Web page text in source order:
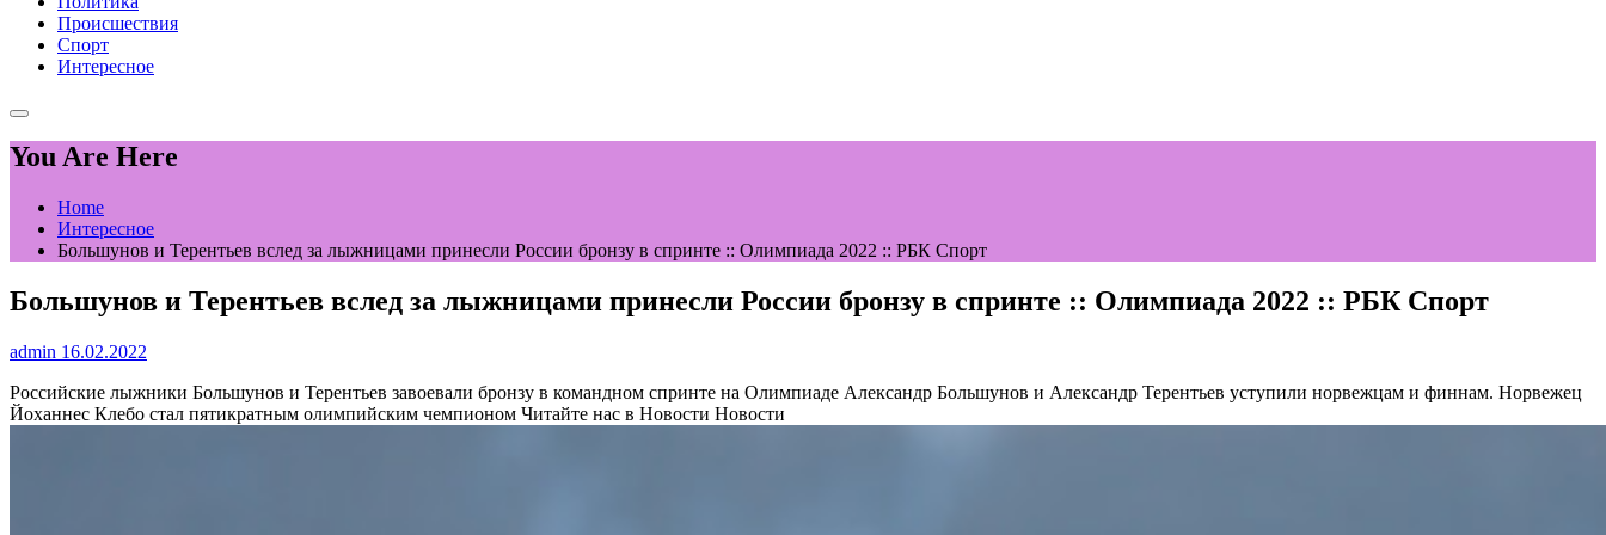
Происшествия
Спорт
Интересное
You Are Here
Home
Интересное
Большунов и Терентьев вслед за лыжницами принесли России бронзу в спринте :: Олимпиада 2022 :: РБК Спорт
Большунов и Терентьев вслед за лыжницами принесли России бронзу в спринте :: Олимпиада 2022 :: РБК Спорт
admin 16.02.2022
Российские лыжники Большунов и Терентьев завоевали бронзу в командном спринте на Олимпиаде Александр Большунов и Александр Терентьев уступили норвежцам и финнам. Норвежец
Йоханнес Клебо стал пятикратным олимпийским чемпионом Читайте нас в Новости Новости